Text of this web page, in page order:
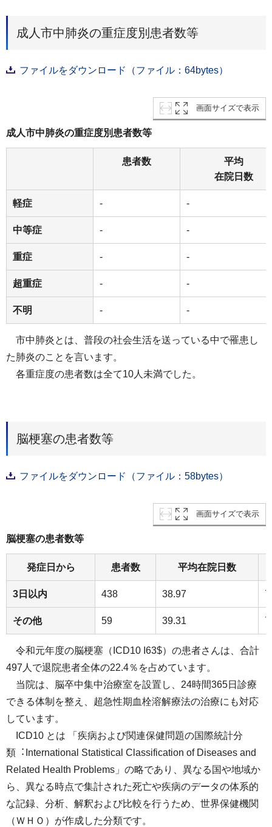
成人市中肺炎の重症度別患者数等
ファイルをダウンロード（ファイル：64bytes）
画面サイズで表示
成人市中肺炎の重症度別患者数等
患者数
平均
在院日数
軽症 - -
中等症 - -
重症 - -
超重症 - -
不明 - -
市中肺炎とは、普段の社会生活を送っている中で罹患し
た肺炎のことを言います。
各重症度の患者数は全て10⼈未満でした。
脳梗塞の患者数等
ファイルをダウンロード（ファイル：58bytes）
画面サイズで表示
脳梗塞の患者数等
発症日から 患者数 平均在院日数
3日以内 438 38.97
その他 59 39.31
令和元年度の脳梗塞（ICD10 I63$）の患者さんは、合計
497⼈で退院患者全体の22.4％を占めています。
当院は、脳卒中集中治療室を設置し、24時間365⽇診療
できる体制を整え、超急性期⾎栓溶解療法の治療にも対応
しています。
ICD10 とは 「疾病および関連保健問題の国際統計分
類︓International Statistical Classification of Diseases and
Related Health Problems」の略であり、異なる国や地域か
ら、異なる時点で集計された死亡や疾病のデータの体系的
な記録、分析、解釈および⽐較を⾏うため、世界保健機関
（ＷＨＯ）が作成した分類です。